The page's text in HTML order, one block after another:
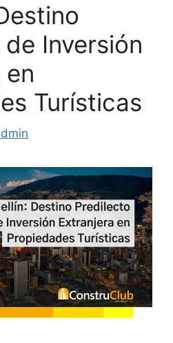
Inversión
Turísticas